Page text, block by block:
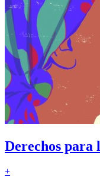
Derechos para
+